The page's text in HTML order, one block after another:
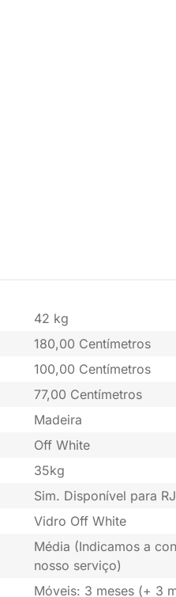
42 kg
180,00 Centímetros
100,00 Centímetros
77,00 Centímetros
Madeira
Off White
35kg
Sim. Disponível para
Vidro Off White
Média (Indicamos a
nosso serviço)
Móveis: 3 meses (+ 3